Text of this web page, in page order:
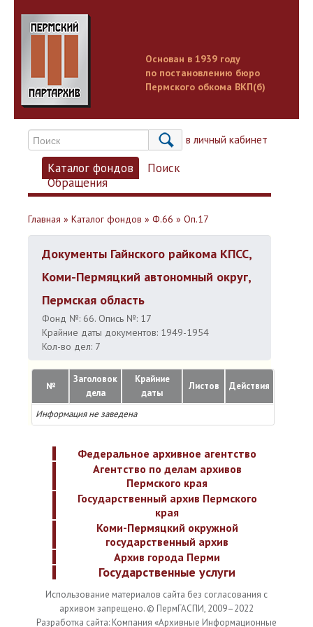
Основан в 1939 году
по постановлению бюро
Пермского обкома ВКП(б)
Вход в личный кабинет
Каталог фондов
Поиск
Обращения
Главная » Каталог фондов » Ф.66 » Оп.17
Документы Гайнского райкома КПСС,
Коми-Пермяцкий автономный округ,
Пермская область
Фонд №: 66. Опись №: 17
Крайние даты документов: 1949-1954
Кол-во дел: 7
№
Заголовок
дела
Крайние
даты
Листов Действия
Информация не заведена
Федеральное архивное агентство
Агентство по делам архивов
Пермского края
Государственный архив Пермского
края
Коми-Пермяцкий окружной
государственный архив
Архив города Перми
Государственные услуги
Использование материалов сайта без согласования с
архивом запрещено. © ПермГАСПИ, 2009–2022
Разработка сайта: Компания «Архивные Информационные